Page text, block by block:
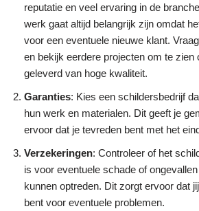
reputatie en veel ervaring in de
werk gaat altijd belangrijk zijn omdat
voor een eventuele nieuwe klant.
en bekijk eerdere projecten om te zien
geleverd van hoge kwaliteit.
Garanties: Kies een schildersbedrijf
hun werk en materialen. Dit geeft je
ervoor dat je tevreden bent met het
Verzekeringen: Controleer of het
is voor eventuele schade of
kunnen optreden. Dit zorgt ervoor dat
bent voor eventuele problemen.